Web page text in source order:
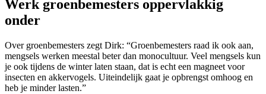
Werk groenbemesters oppervlakkig
onder
Over groenbemesters zegt Dirk: “Groenbemesters raad ik ook aan,
mengsels werken meestal beter dan monocultuur. Veel mengsels kun
je ook tijdens de winter laten staan, dat is echt een magneet voor
insecten en akkervogels. Uiteindelijk gaat je opbrengst omhoog en
heb je minder lasten.”